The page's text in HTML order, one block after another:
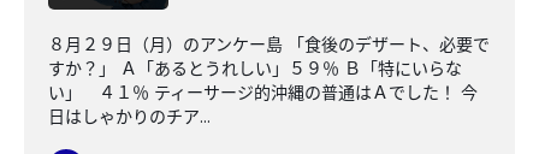
８月２９日（月）のアンケー島 「食後のデザート、必要で
すか？」 Ａ「あるとうれしい」５９％ Ｂ「特にいらな
い」 ４１％ ティーサージ的沖縄の普通はＡでした！ 今
日はしゃかりのチア...